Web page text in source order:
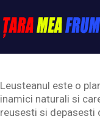
to
content
Leusteanul este o
inamici naturali si
reusesti si depasesti